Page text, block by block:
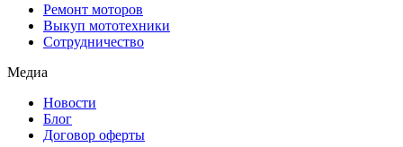
Ремонт моторов
Выкуп мототехники
Сотрудничество
Медиа
Новости
Блог
Договор оферты